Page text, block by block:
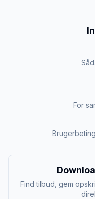
For
Find tilbud, gem